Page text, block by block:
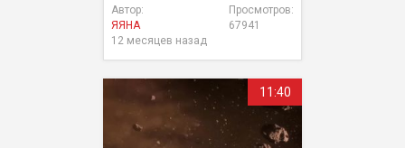
Просмотров:
67941
Автор:
ЯЯНА
12 месяцев назад
11:40